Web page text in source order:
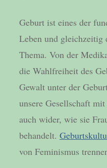
Geburt ist eines der
Leben und gleichzeitig
Thema. Von der
die Wahlfreiheit des
Gewalt unter der
unsere Gesellschaft
auch wider, wie sie
behandelt.
von Feminismus